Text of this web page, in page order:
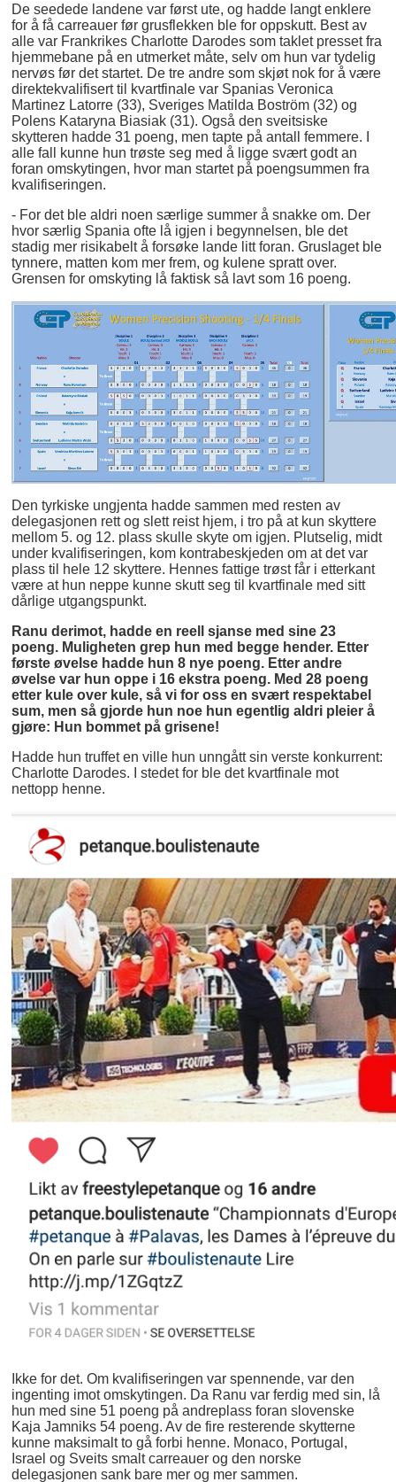
De seedede landene var først ute, og hadde langt enklere
for å få carreauer før grusflekken ble for oppskutt. Best av
alle var Frankrikes Charlotte Darodes som taklet presset fra
hjemmebane på en utmerket måte, selv om hun var tydelig
nervøs før det startet. De tre andre som skjøt nok for å være
direktekvalifisert til kvartfinale var Spanias Veronica
Martinez Latorre (33), Sveriges Matilda Boström (32) og
Polens Kataryna Biasiak (31). Også den sveitsiske
skytteren hadde 31 poeng, men tapte på antall femmere. I
alle fall kunne hun trøste seg med å ligge svært godt an
foran omskytingen, hvor man startet på poengsummen fra
kvalifiseringen.
- For det ble aldri noen særlige summer å snakke om. Der
hvor særlig Spania ofte lå igjen i begynnelsen, ble det
stadig mer risikabelt å forsøke lande litt foran. Gruslaget ble
tynnere, matten kom mer frem, og kulene spratt over.
Grensen for omskyting lå faktisk så lavt som 16 poeng.
Den tyrkiske ungjenta hadde sammen med resten av
delegasjonen rett og slett reist hjem, i tro på at kun skyttere
mellom 5. og 12. plass skulle skyte om igjen. Plutselig, midt
under kvalifiseringen, kom kontrabeskjeden om at det var
plass til hele 12 skyttere. Hennes fattige trøst får i etterkant
være at hun neppe kunne skutt seg til kvartfinale med sitt
dårlige utgangspunkt.
Ranu derimot, hadde en reell sjanse med sine 23
poeng. Muligheten grep hun med begge hender. Etter
første øvelse hadde hun 8 nye poeng. Etter andre
øvelse var hun oppe i 16 ekstra poeng. Med 28 poeng
etter kule over kule, så vi for oss en svært respektabel
sum, men så gjorde hun noe hun egentlig aldri pleier å
gjøre: Hun bommet på grisene!
Hadde hun truffet en ville hun unngått sin verste konkurrent:
Charlotte Darodes. I stedet for ble det kvartfinale mot
nettopp henne.
Ikke for det. Om kvalifiseringen var spennende, var den
ingenting imot omskytingen. Da Ranu var ferdig med sin, lå
hun med sine 51 poeng på andreplass foran slovenske
Kaja Jamniks 54 poeng. Av de fire resterende skytterne
kunne maksimalt to gå forbi henne. Monaco, Portugal,
Israel og Sveits smalt carreauer og den norske
delegasjonen sank bare mer og mer sammen.